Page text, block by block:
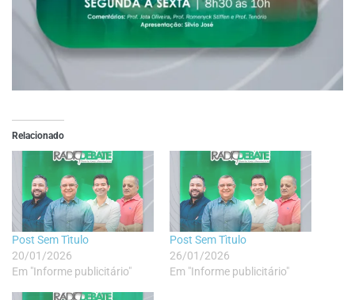
Relacionado
Post Sem Tìtulo
20/01/2026
Em "Informe publicitário"
Post Sem Tìtulo
26/01/2026
Em "Informe publicitário"